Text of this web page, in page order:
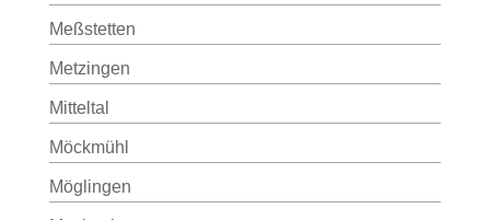
Meßstetten
Metzingen
Mitteltal
Möckmühl
Möglingen